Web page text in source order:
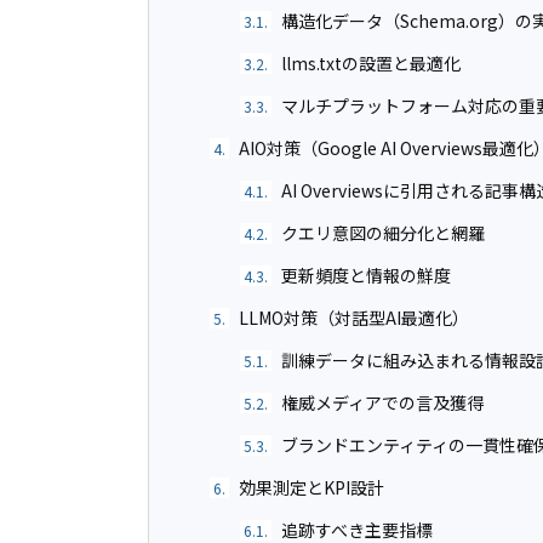
3.1. 構造化データ（Schema.org）の
3.2. llms.txtの設置と最適化
3.3. マルチプラットフォーム対応の重
4. AIO対策（Google AI Overviews最適化）
4.1. AI Overviewsに引用される記事構
4.2. クエリ意図の細分化と網羅
4.3. 更新頻度と情報の鮮度
5. LLMO対策（対話型AI最適化）
5.1. 訓練データに組み込まれる情報設
5.2. 権威メディアでの言及獲得
5.3. ブランドエンティティの一貫性確
6. 効果測定とKPI設計
6.1. 追跡すべき主要指標